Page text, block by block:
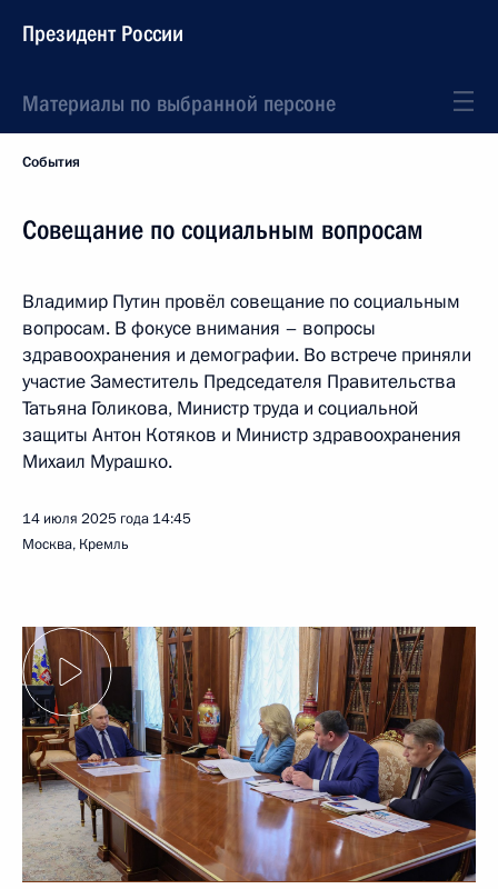
Президент России
Материалы по выбранной персоне
События
Совещание по социальным вопросам
Владимир Путин провёл совещание по социальным
вопросам. В фокусе внимания – вопросы
здравоохранения и демографии. Во встрече приняли
участие Заместитель Председателя Правительства
Татьяна Голикова, Министр труда и социальной
защиты Антон Котяков и Министр здравоохранения
Михаил Мурашко.
14 июля 2025 года 14:45
Москва, Кремль